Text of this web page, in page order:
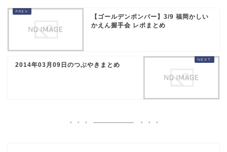
【ゴールデンボンバー】3/9 福岡かしい
かえん握手会 レポまとめ
2014年03月09日のつぶやきまとめ